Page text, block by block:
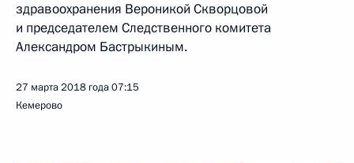
здравоохранения Вероникой Скворцовой
и председателем Следственного комитета
Александром Бастрыкиным.
27 марта 2018 года07:15
Кемерово